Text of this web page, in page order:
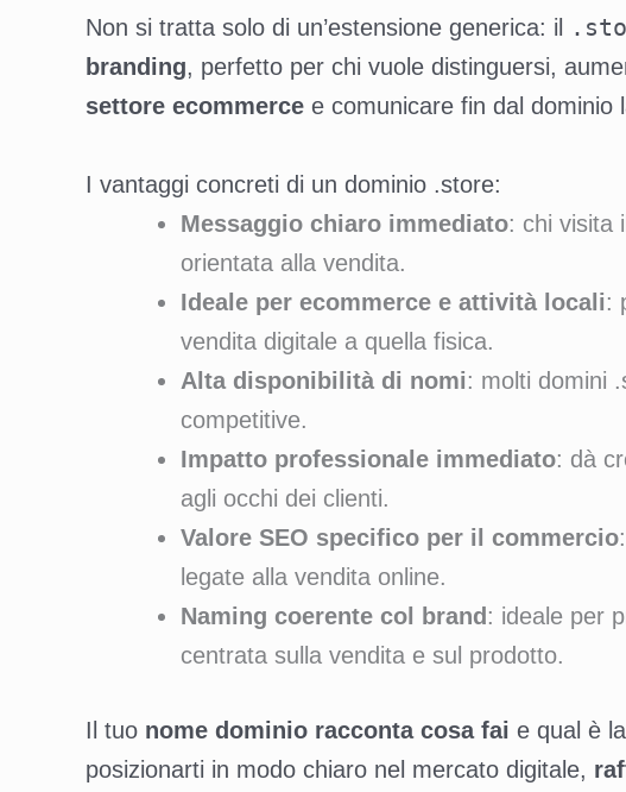
Non si tratta solo di un’estensione generica: il
branding, perfetto per chi vuole distinguersi,
settore ecommerce e comunicare fin dal dominio
I vantaggi concreti di un dominio .store:
Messaggio chiaro immediato: chi visita
orientata alla vendita.
Ideale per ecommerce e attività locali:
vendita digitale a quella fisica.
Alta disponibilità di nomi: molti domini
competitive.
Impatto professionale immediato: dà
agli occhi dei clienti.
Valore SEO specifico per il commercio
legate alla vendita online.
Naming coerente col brand : ideale per
centrata sulla vendita e sul prodotto.
Il tuo nome dominio racconta cosa fai e qual è
posizionarti in modo chiaro nel mercato digitale,